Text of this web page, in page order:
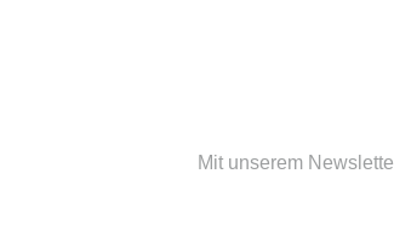
Mit unserem